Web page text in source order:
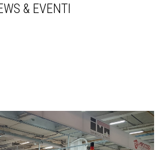
& EVENTI